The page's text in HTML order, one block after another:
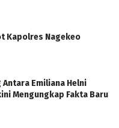
Kapolres Nagekeo
Emiliana Helni
Mengungkap Fakta Baru